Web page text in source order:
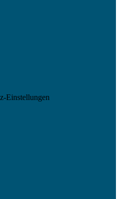
Einstellungen